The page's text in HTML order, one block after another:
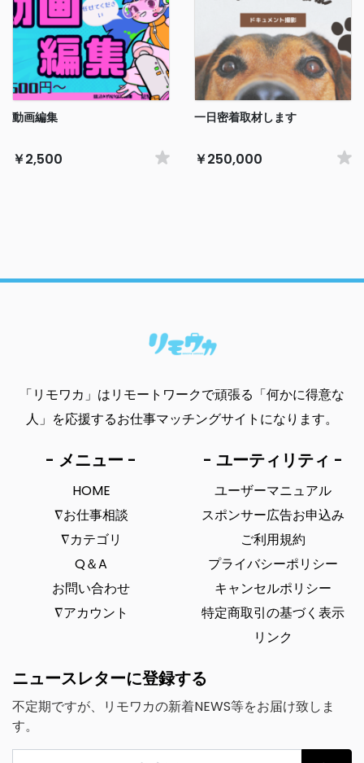
動画編集
￥2,500
一日密着取材します
￥250,000
「リモワカ」はリモートワークで頑張る「何かに得意な
人」を応援するお仕事マッチングサイトになります。
- メニュー -
HOME
∇お仕事相談
∇カテゴリ
Q＆A
お問い合わせ
∇アカウント
- ユーティリティ -
ユーザーマニュアル
スポンサー広告お申込み
ご利用規約
プライバシーポリシー
キャンセルポリシー
特定商取引の基づく表示
リンク
ニュースレターに登録する
不定期ですが、リモワカの新着NEWS等をお届け致しま
す。